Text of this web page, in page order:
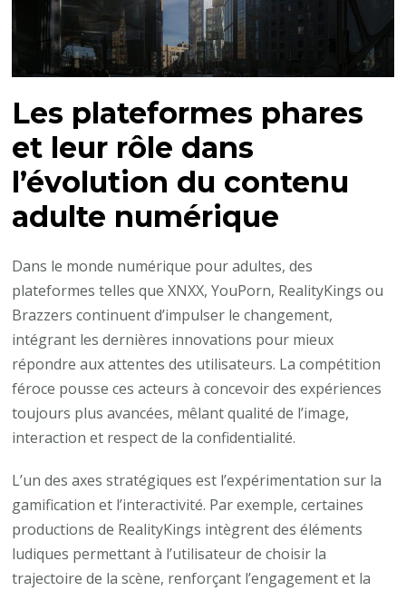
Les plateformes phares
et leur rôle dans
l’évolution du contenu
adulte numérique
Dans le monde numérique pour adultes, des
plateformes telles que XNXX, YouPorn, RealityKings ou
Brazzers continuent d’impulser le changement,
intégrant les dernières innovations pour mieux
répondre aux attentes des utilisateurs. La compétition
féroce pousse ces acteurs à concevoir des expériences
toujours plus avancées, mêlant qualité de l’image,
interaction et respect de la confidentialité.
L’un des axes stratégiques est l’expérimentation sur la
gamification et l’interactivité. Par exemple, certaines
productions de RealityKings intègrent des éléments
ludiques permettant à l’utilisateur de choisir la
trajectoire de la scène, renforçant l’engagement et la